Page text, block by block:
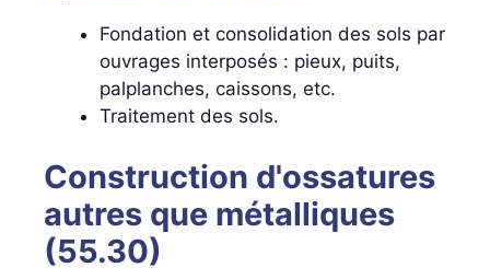
Fondation et consolidation des sols par
ouvrages interposés : pieux, puits,
palplanches, caissons, etc.
Traitement des sols.
Construction d'ossatures
autres que métalliques
(55.30)